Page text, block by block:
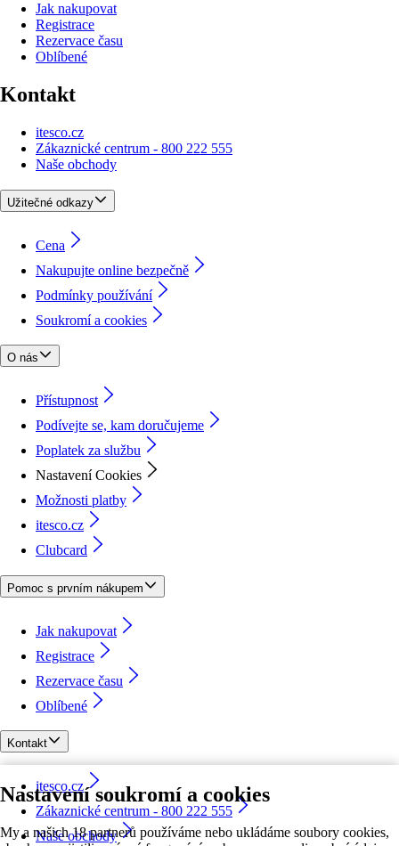
Nastavení soukromí a cookies
My a našich 18 partnerů používáme nebo ukládáme soubory cookies,
Jak nakupovat
Registrace
Rezervace času
Oblíbené
Kontakt
itesco.cz
Zákaznické centrum - 800 222 555
Naše obchody
Užitečné odkazy
Cena
Nakupujte online bezpečně
Podmínky používání
Soukromí a cookies
O nás
Přístupnost
Podívejte se, kam doručujeme
Poplatek za službu
Nastavení Cookies
Možnosti platby
itesco.cz
Clubcard
Pomoc s prvním nákupem
Jak nakupovat
Registrace
Rezervace času
Oblíbené
Kontakt
itesco.cz
Zákaznické centrum - 800 222 555
Naše obchody